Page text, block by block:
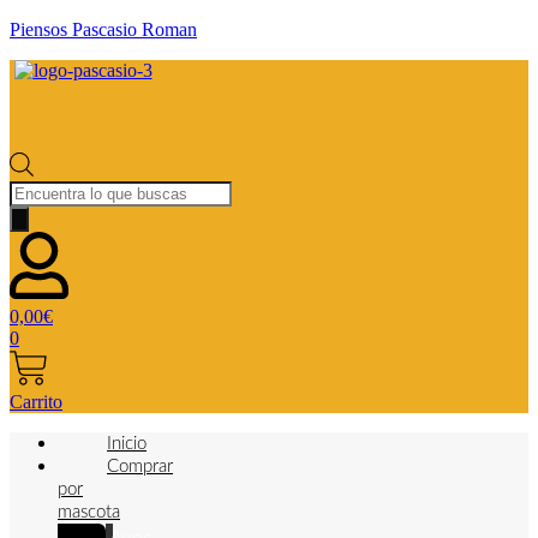
Piensos Pascasio Roman
Búsqueda
de
productos
0,00€
0
Carrito
Inicio
Comprar
por
mascota